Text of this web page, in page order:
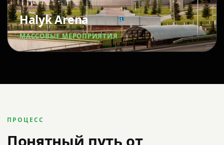
Halyk Arena
МАССОВЫЕ МЕРОПРИЯТИЯ
ПРОЦЕСС
Понятный путь от